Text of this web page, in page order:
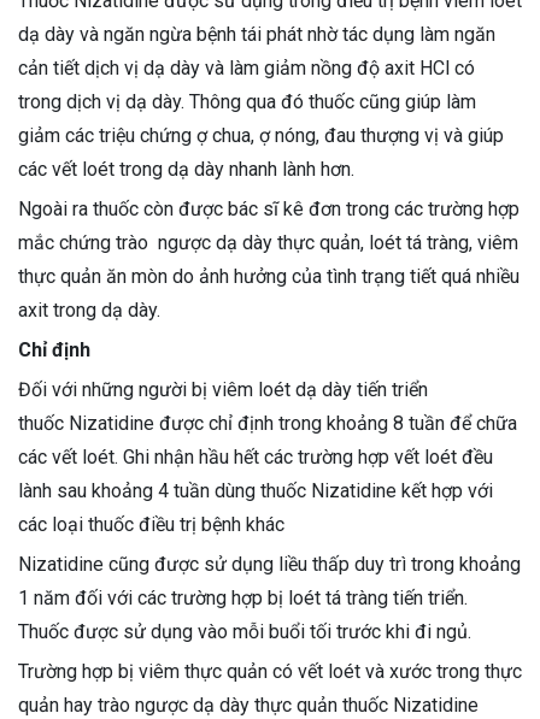
dạ dày và ngăn ngừa bệnh tái phát nhờ tác dụng làm ngăn
cản tiết dịch vị dạ dày và làm giảm nồng độ axit HCl có
trong dịch vị dạ dày. Thông qua đó thuốc cũng giúp làm
giảm các triệu chứng ợ chua, ợ nóng, đau thượng vị và giúp
các vết loét trong dạ dày nhanh lành hơn.
Ngoài ra thuốc còn được bác sĩ kê đơn trong các trường hợp
mắc chứng trào ngược dạ dày thực quản, loét tá tràng, viêm
thực quản ăn mòn do ảnh hưởng của tình trạng tiết quá nhiều
axit trong dạ dày.
Chỉ định
Đối với những người bị viêm loét dạ dày tiến triển
thuốc Nizatidine được chỉ định trong khoảng 8 tuần để chữa
các vết loét. Ghi nhận hầu hết các trường hợp vết loét đều
lành sau khoảng 4 tuần dùng thuốc Nizatidine kết hợp với
các loại thuốc điều trị bệnh khác
Nizatidine cũng được sử dụng liều thấp duy trì trong khoảng
1 năm đối với các trường hợp bị loét tá tràng tiến triển.
Thuốc được sử dụng vào mỗi buổi tối trước khi đi ngủ.
Trường hợp bị viêm thực quản có vết loét và xước trong thực
quản hay trào ngược dạ dày thực quản thuốc Nizatidine